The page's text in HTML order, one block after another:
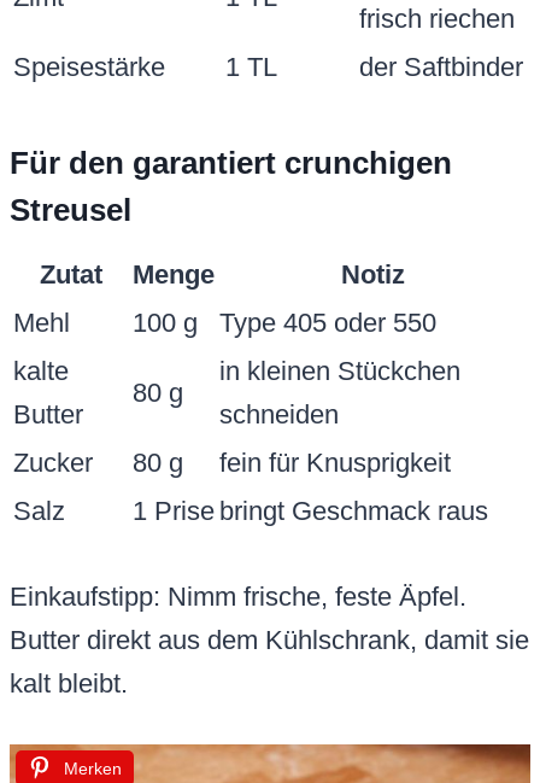
frisch riechen
Speisestärke
1 TL der Saftbinder
Für den garantiert crunchigen
Streusel
Zutat Menge
Notiz
Mehl
100 g
Type 405 oder 550
kalte
Butter
80 g
in kleinen Stückchen
schneiden
Zucker
80 g
fein für Knusprigkeit
Salz
1 Prise bringt Geschmack raus
Einkaufstipp: Nimm frische, feste Äpfel.
Butter direkt aus dem Kühlschrank, damit sie
kalt bleibt.
Merken